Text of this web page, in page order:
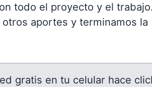
todo el proyecto y el trabajo.
aportes y terminamos la
gratis en tu celular hace